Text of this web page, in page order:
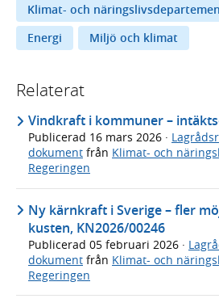
Klimat- och
Energi
Miljö och klimat
Relaterat
Vindkraft i kommuner –
Publicerad 16 mars 2026 ·
dokument från Klimat- och
Regeringen
Ny kärnkraft i Sverige – fler
kusten, KN2026/00246
Publicerad 05 februari 2026 ·
dokument från Klimat- och
Regeringen